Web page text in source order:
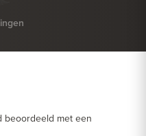
beoordeeld met een